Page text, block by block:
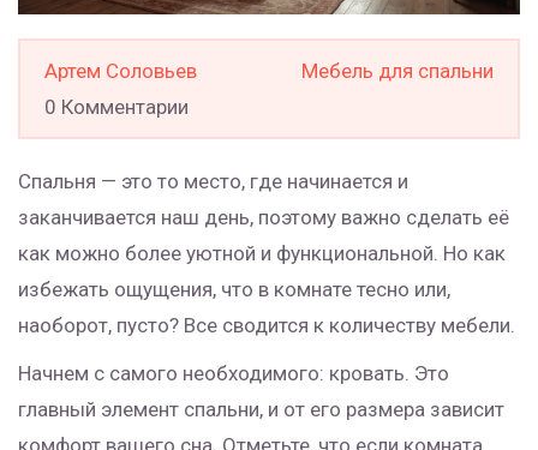
Артем Соловьев
Мебель для спальни
0 Комментарии
Спальня — это то место, где начинается и
заканчивается наш день, поэтому важно сделать её
как можно более уютной и функциональной. Но как
избежать ощущения, что в комнате тесно или,
наоборот, пусто? Все сводится к количеству мебели.
Начнем с самого необходимого: кровать. Это
главный элемент спальни, и от его размера зависит